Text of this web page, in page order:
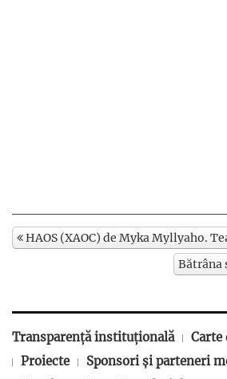
HAOS (XAOC) de Myka Myllyaho.
Bătrâna
Transparență instituțională
Carte
Proiecte
Sponsori și parteneri